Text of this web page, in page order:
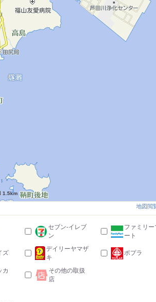
1.5km
地図閲
セブン-イレブ
ン
ファミリー
ート
ズ
デイリーヤマザ
キ
ポプラ
カ
その他の取扱
店